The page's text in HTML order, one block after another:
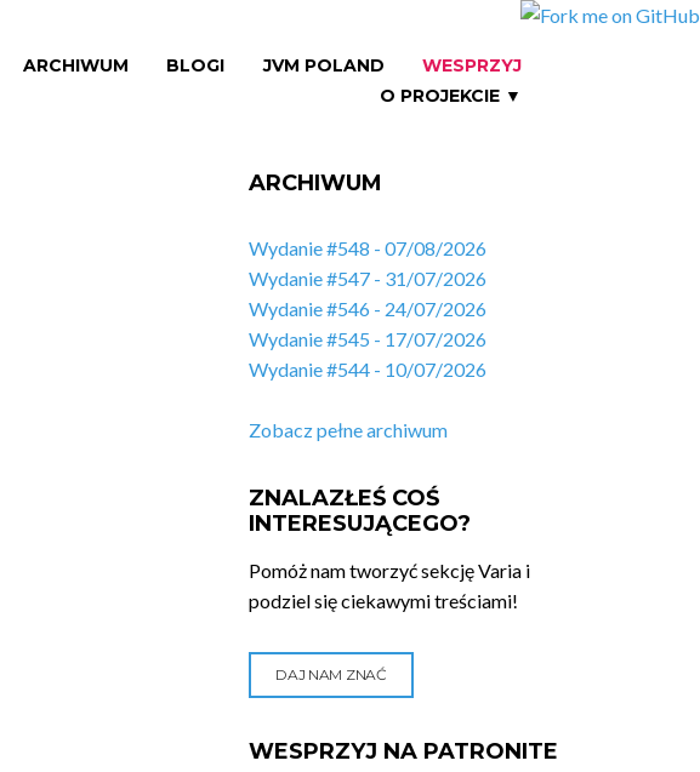
ARCHIWUM BLOGI JVM POLAND
WESPRZYJ
O PROJEKCIE ▼
ARCHIWUM
Wydanie #548 - 07/08/2026
Wydanie #547 - 31/07/2026
Wydanie #546 - 24/07/2026
Wydanie #545 - 17/07/2026
Wydanie #544 - 10/07/2026
Zobacz pełne archiwum
ZNALAZŁEŚ COŚ
INTERESUJĄCEGO?
Pomóż nam tworzyć sekcję Varia i
podziel się ciekawymi treściami!
DAJ NAM ZNAĆ
WESPRZYJ NA PATRONITE